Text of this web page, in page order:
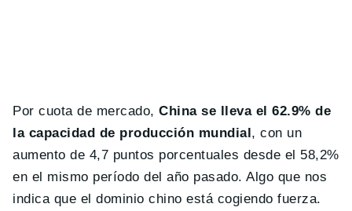
Por cuota de mercado,China se lleva el 62.9% de
la capacidad de producción mundial, con un
aumento de 4,7 puntos porcentuales desde el 58,2%
en el mismo período del año pasado. Algo que nos
indica que el dominio chino está cogiendo fuerza.